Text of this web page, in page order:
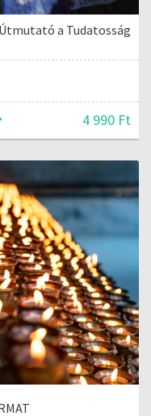
a Tudatosság
4 990 Ft